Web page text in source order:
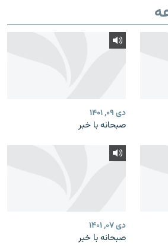
دی ۰۹, ۱۴۰۱
صبحانه با خبر
دی ۰۷, ۱۴۰۱
صبحانه با خبر